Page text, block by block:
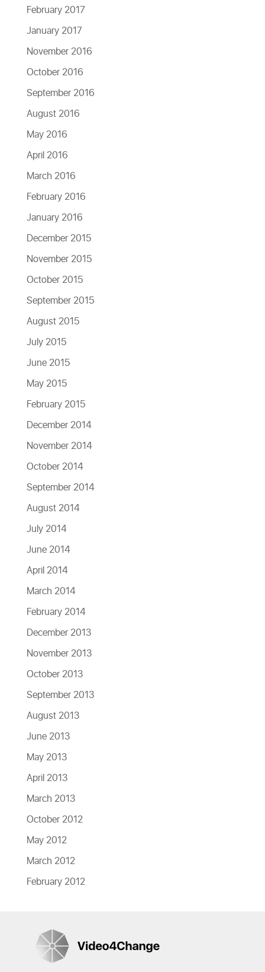
February 2017
January 2017
November 2016
October 2016
September 2016
August 2016
May 2016
April 2016
March 2016
February 2016
January 2016
December 2015
November 2015
October 2015
September 2015
August 2015
July 2015
June 2015
May 2015
February 2015
December 2014
November 2014
October 2014
September 2014
August 2014
July 2014
June 2014
April 2014
March 2014
February 2014
December 2013
November 2013
October 2013
September 2013
August 2013
June 2013
May 2013
April 2013
March 2013
October 2012
May 2012
March 2012
February 2012